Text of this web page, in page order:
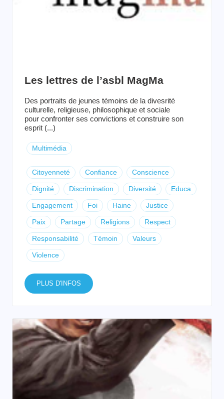
Les lettres de l’asbl MagMa
Des portraits de jeunes témoins de la divesrité
culturelle, religieuse, philosophique et sociale
pour confronter ses convictions et construire son
esprit (...)
Multimédia
Citoyenneté Confiance Conscience
Dignité Discrimination Diversité Educa
Engagement Foi Haine Justice
Paix Partage Religions Respect
Responsabilité Témoin Valeurs
Violence
PLUS D'INFOS